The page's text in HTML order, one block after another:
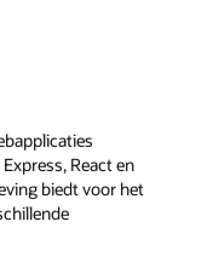
React en
biedt voor het